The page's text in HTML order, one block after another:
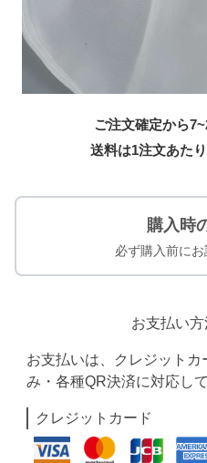
ご注文確定から
送料は1注文あたり
購入時
必ず購入前にお
お支払い
お支払いは、クレジット
み・各種QR決済に対応して
クレジットカード